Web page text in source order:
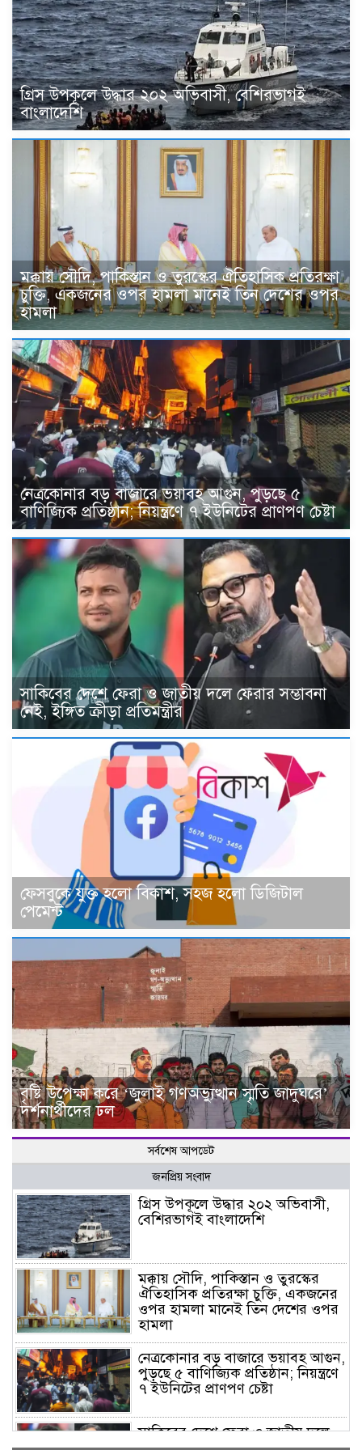
গ্রিস উপকূলে উদ্ধার ২০২ অভিবাসী, বেশিরভাগই
বাংলাদেশি
মক্কায় সৌদি, পাকিস্তান ও তুরস্কের ঐতিহাসিক প্রতিরক্ষা
চুক্তি, একজনের ওপর হামলা মানেই তিন দেশের ওপর
হামলা
নেত্রকোনার বড় বাজারে ভয়াবহ আগুন, পুড়ছে ৫
বাণিজ্যিক প্রতিষ্ঠান; নিয়ন্ত্রণে ৭ ইউনিটের প্রাণপণ চেষ্টা
সাকিবের দেশে ফেরা ও জাতীয় দলে ফেরার সম্ভাবনা
নেই, ইঙ্গিত ক্রীড়া প্রতিমন্ত্রীর
ফেসবুকে যুক্ত হলো বিকাশ, সহজ হলো ডিজিটাল
পেমেন্ট
বৃষ্টি উপেক্ষা করে ‘জুলাই গণঅভ্যুত্থান স্মৃতি জাদুঘরে’
দর্শনার্থীদের ঢল
সর্বশেষ আপডেট
জনপ্রিয় সংবাদ
গ্রিস উপকূলে উদ্ধার ২০২ অভিবাসী,
বেশিরভাগই বাংলাদেশি
মক্কায় সৌদি, পাকিস্তান ও তুরস্কের
ঐতিহাসিক প্রতিরক্ষা চুক্তি, একজনের
ওপর হামলা মানেই তিন দেশের ওপর
হামলা
নেত্রকোনার বড় বাজারে ভয়াবহ আগুন,
পুড়ছে ৫ বাণিজ্যিক প্রতিষ্ঠান; নিয়ন্ত্রণে
৭ ইউনিটের প্রাণপণ চেষ্টা
সাকিবের দেশে ফেরা ও জাতীয় দলে